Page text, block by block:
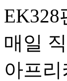
매일
아프